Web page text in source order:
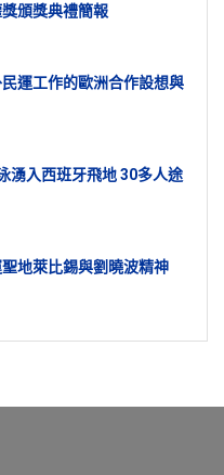
頒獎典禮簡報
運工作的歐洲合作設想與
湧入西班牙飛地 30多人途
聖地萊比錫與劉曉波精神